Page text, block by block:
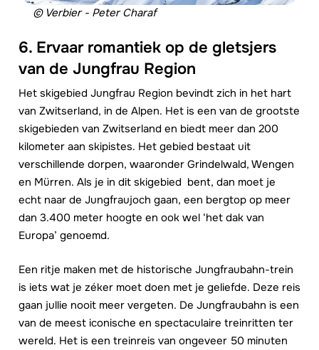
© Verbier - Peter Charaf
6. Ervaar romantiek op de gletsjers
van de Jungfrau Region
Het skigebied Jungfrau Region bevindt zich in het hart
van Zwitserland, in de Alpen. Het is een van de grootste
skigebieden van Zwitserland en biedt meer dan 200
kilometer aan skipistes. Het gebied bestaat uit
verschillende dorpen, waaronder Grindelwald, Wengen
en Mürren. Als je in dit skigebied bent, dan moet je
echt naar de Jungfraujoch gaan, een bergtop op meer
dan 3.400 meter hoogte en ook wel ‘het dak van
Europa’ genoemd.
Een ritje maken met de historische Jungfraubahn-trein
is iets wat je zéker moet doen met je geliefde. Deze reis
gaan jullie nooit meer vergeten. De Jungfraubahn is een
van de meest iconische en spectaculaire treinritten ter
wereld. Het is een treinreis van ongeveer 50 minuten